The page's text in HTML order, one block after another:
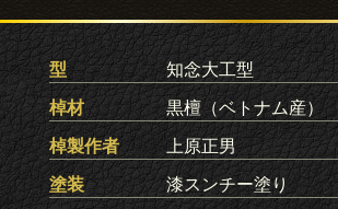
型
知念大工型
棹材
黒檀（ベトナム産）
棹製作者
上原正男
塗装
漆スンチー塗り